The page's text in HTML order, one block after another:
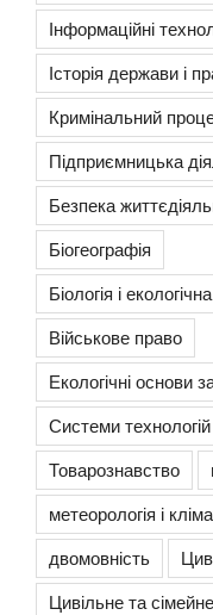
Інформаційні
Історія держави і
Кримінальний
Підприємницька
Безпека
Біогеографія
Біологія і
Військове право
Екологічні основи
Системи технологій
Товарознавство
метеорологія і
двомовність
Цивільне та